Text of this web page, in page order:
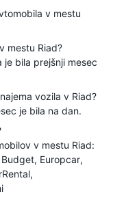
v mestu
mestu Riad?
bila prejšnji mesec
vozila v Riad?
je bila na dan.
v mestu Riad:
Budget Europcar